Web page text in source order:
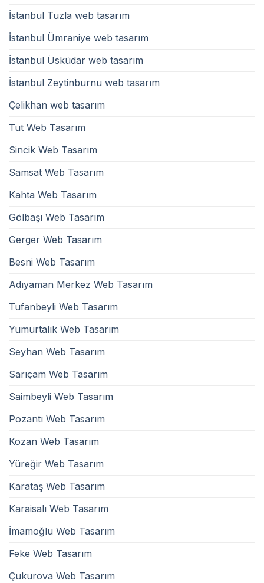
İstanbul Tuzla web tasarım
İstanbul Ümraniye web tasarım
İstanbul Üsküdar web tasarım
İstanbul Zeytinburnu web tasarım
Çelikhan web tasarım
Tut Web Tasarım
Sincik Web Tasarım
Samsat Web Tasarım
Kahta Web Tasarım
Gölbaşı Web Tasarım
Gerger Web Tasarım
Besni Web Tasarım
Adıyaman Merkez Web Tasarım
Tufanbeyli Web Tasarım
Yumurtalık Web Tasarım
Seyhan Web Tasarım
Sarıçam Web Tasarım
Saimbeyli Web Tasarım
Pozantı Web Tasarım
Kozan Web Tasarım
Yüreğir Web Tasarım
Karataş Web Tasarım
Karaisalı Web Tasarım
İmamoğlu Web Tasarım
Feke Web Tasarım
Çukurova Web Tasarım